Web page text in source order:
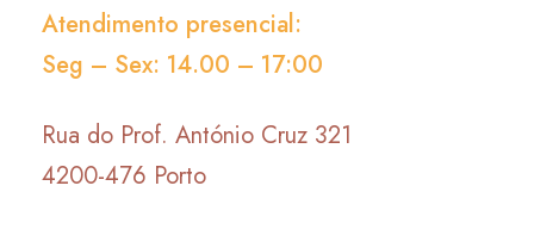
Atendimento presencial:
Seg – Sex: 14.00 – 17:00
Rua do Prof. António Cruz 321
4200-476 Porto